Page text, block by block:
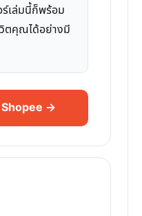
เล่มนี้ก็พร้อม
ตคุณได้อย่างมี
Shopee →